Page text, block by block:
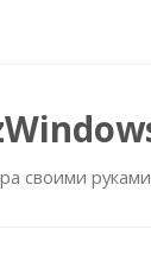
своими